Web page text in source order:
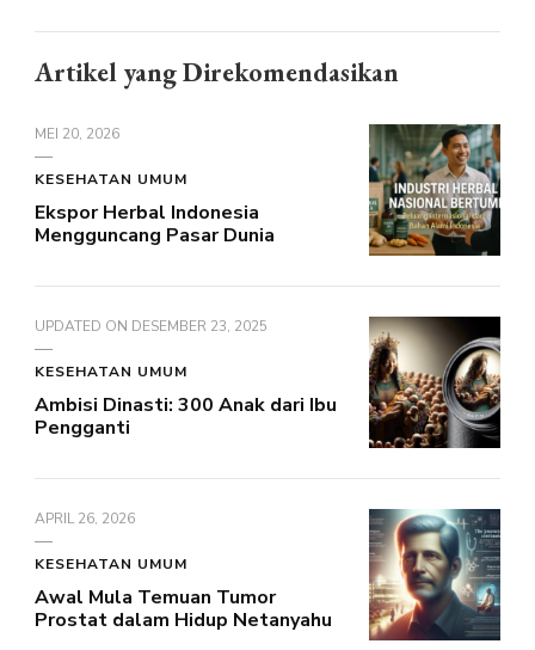
Artikel yang Direkomendasikan
MEI 20, 2026
KESEHATAN UMUM
Ekspor Herbal Indonesia
Mengguncang Pasar Dunia
UPDATED ON DESEMBER 23, 2025
KESEHATAN UMUM
Ambisi Dinasti: 300 Anak dari Ibu
Pengganti
APRIL 26, 2026
KESEHATAN UMUM
Awal Mula Temuan Tumor
Prostat dalam Hidup Netanyahu